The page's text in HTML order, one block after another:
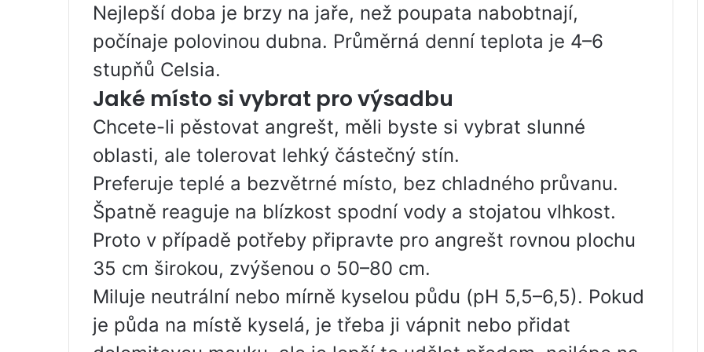
Nejlepší doba je brzy na jaře, než poupata nabobtnají,
počínaje polovinou dubna. Průměrná denní teplota je 4–6
stupňů Celsia.
Jaké místo si vybrat pro výsadbu
Chcete-li pěstovat angrešt, měli byste si vybrat slunné
oblasti, ale tolerovat lehký částečný stín.
Preferuje teplé a bezvětrné místo, bez chladného průvanu.
Špatně reaguje na blízkost spodní vody a stojatou vlhkost.
Proto v případě potřeby připravte pro angrešt rovnou plochu
35 cm širokou, zvýšenou o 50–80 cm.
Miluje neutrální nebo mírně kyselou půdu (pH 5,5–6,5). Pokud
je půda na místě kyselá, je třeba ji vápnit nebo přidat